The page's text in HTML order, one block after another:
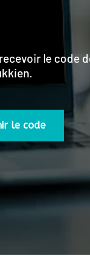
le code
le code